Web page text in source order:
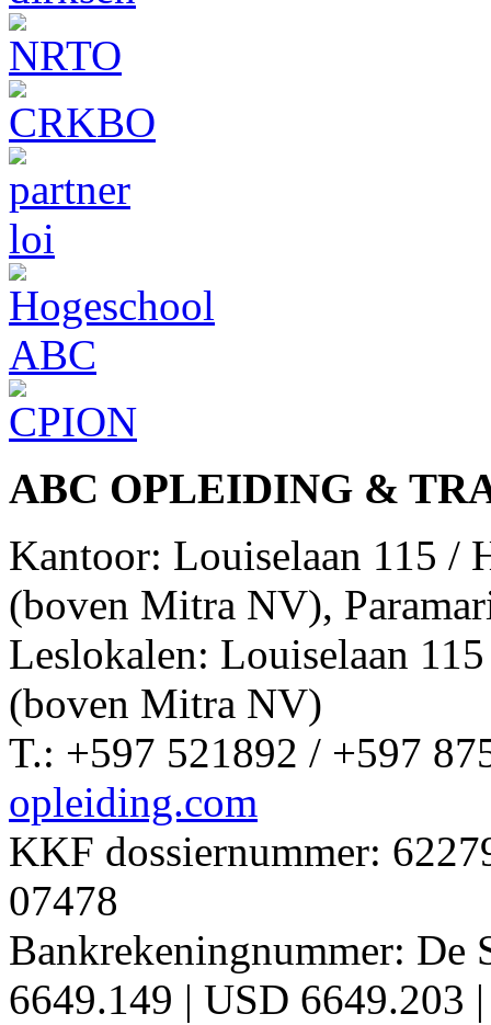
ABC OPLEIDING &
Kantoor: Louiselaan 115 /
(boven Mitra NV),
Leslokalen: Louiselaan
(boven Mitra NV)
T.: +597 521892 / +597
opleiding.com
KKF dossiernummer:
07478
Bankrekeningnummer: De
6649.149 | USD 6649.203